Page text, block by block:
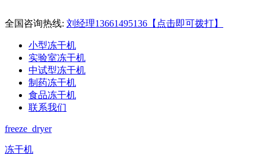
全国咨询热线: 刘经理13661495136【点击即可拨打】
小型冻干机
实验室冻干机
中试型冻干机
制药冻干机
食品冻干机
联系我们
freeze_dryer
冻干机